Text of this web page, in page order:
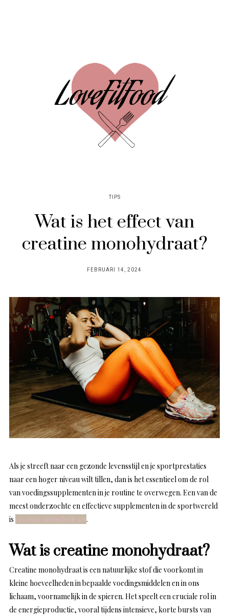
TIPS
Wat is het effect van
creatine monohydraat?
POSTED
FEBRUARI 14, 2024
Als je streeft naar een gezonde levensstijl en je sportprestaties
naar een hoger niveau wilt tillen, dan is het essentieel om de rol
van voedingssupplementen in je routine te overwegen. Een van de
meest onderzochte en effectieve supplementen in de sportwereld
is creatine monohydraat.
Wat is creatine monohydraat?
Creatine monohydraat is een natuurlijke stof die voorkomt in
kleine hoeveelheden in bepaalde voedingsmiddelen en in ons
lichaam, voornamelijk in de spieren. Het speelt een cruciale rol in
de energieproductie, vooral tijdens intensieve, korte bursts van